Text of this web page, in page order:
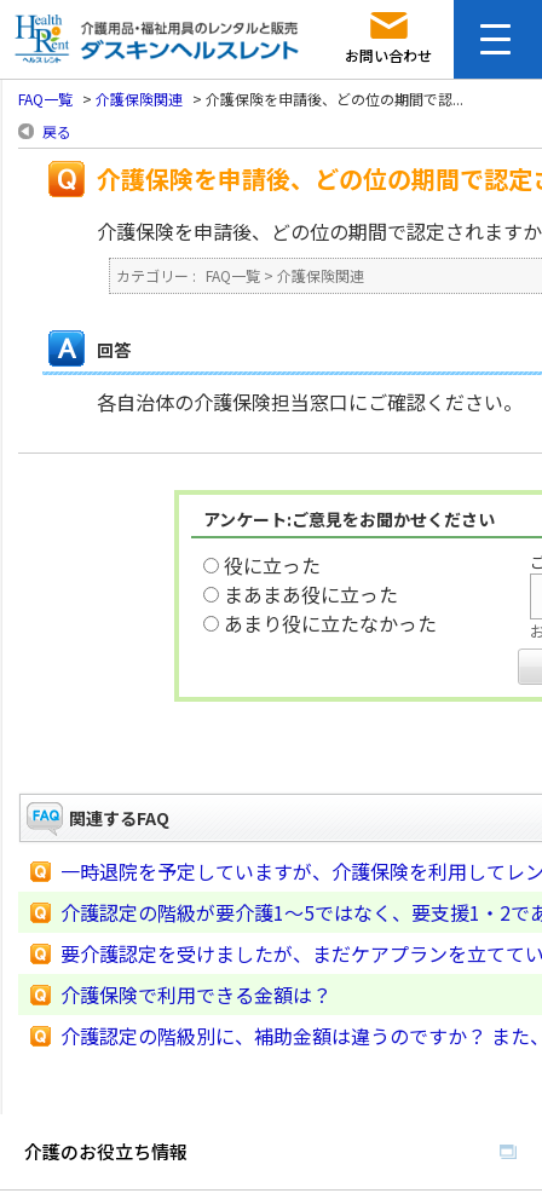
お問い合わせ
FAQ一覧 > 介護保険関連 > 介護保険を申請後、どの位の期間で認...
戻る
介護保険を申請後、どの位の期間で認定
介護保険を申請後、どの位の期間で認定されます
カテゴリー : FAQ一覧 > 介護保険関連
回答
各自治体の介護保険担当窓口にご確認ください。
アンケート:ご意見をお聞かせください
役に立った
まあまあ役に立った
あまり役に立たなかった
関連するFAQ
一時退院を予定していますが、介護保険を利用してレ
介護認定の階級が要介護1～5ではなく、要支援1・2で
要介護認定を受けましたが、まだケアプランを立てて
介護保険で利用できる金額は？
介護認定の階級別に、補助金額は違うのですか？ また
介護のお役立ち情報